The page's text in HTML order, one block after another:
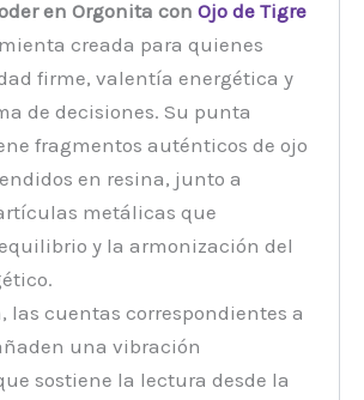
en Orgonita conOjo de Tigre
creada para quienes
firme, valentía energética y
de decisiones. Su punta
fragmentos auténticos de ojo
en resina, junto a
metálicas que
y la armonización del
las cuentas correspondientes a
una vibración
sostiene la lectura desde la